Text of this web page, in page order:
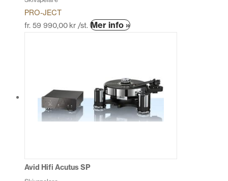
PRO-JECT
fr. 59 990,00 kr /st. Mer info »Den
varianter.
De
olika
alternativen
Avid Hifi Acutus SP